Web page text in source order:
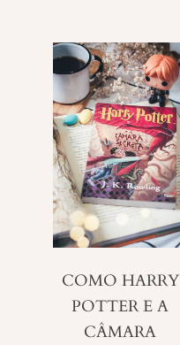
COMO HARRY
POTTER E A
CÂMARA